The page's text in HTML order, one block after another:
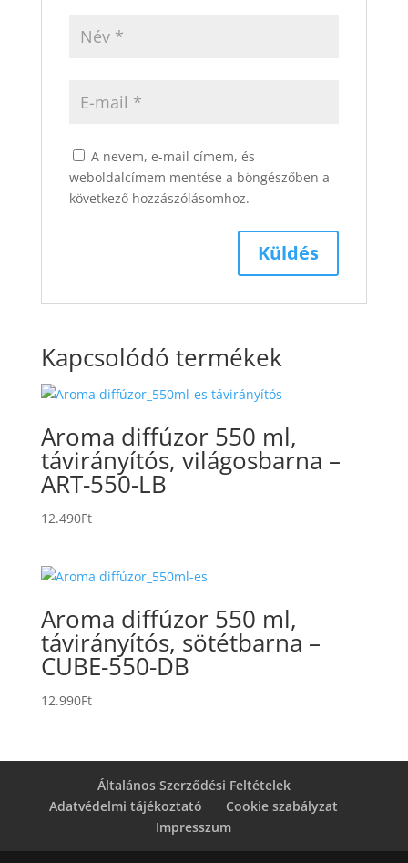
A nevem, e-mail címem, és
weboldalcímem mentése a böngészőben a
következő hozzászólásomhoz.
Kapcsolódó termékek
Aroma diffúzor 550 ml,
távirányítós, világosbarna –
ART-550-LB
12.490Ft
Aroma diffúzor 550 ml,
távirányítós, sötétbarna –
CUBE-550-DB
12.990Ft
Általános Szerződési Feltételek
Adatvédelmi tájékoztató
Cookie szabályzat
Impresszum